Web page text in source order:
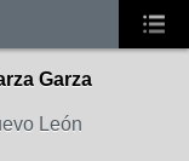
Garza
León